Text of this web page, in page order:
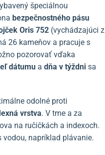
špeciálnou
bezpečnostného pásu
Oris 752 (vychádzajúci z
26 kameňov a pracuje s
pozorovať vďaka
dátumu a dňa v týždni sa
odolné proti
vrstva. V tme a za
na ručičkách a indexoch.
napríklad plávanie.